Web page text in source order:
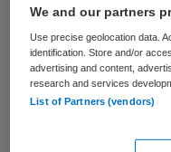
samengaan van
goede medische
blijven
omdat het
We and our partners
Use precise geolocation data.
identification. Store and/or
advertising and content,
research and services
List of Partners (vendors)